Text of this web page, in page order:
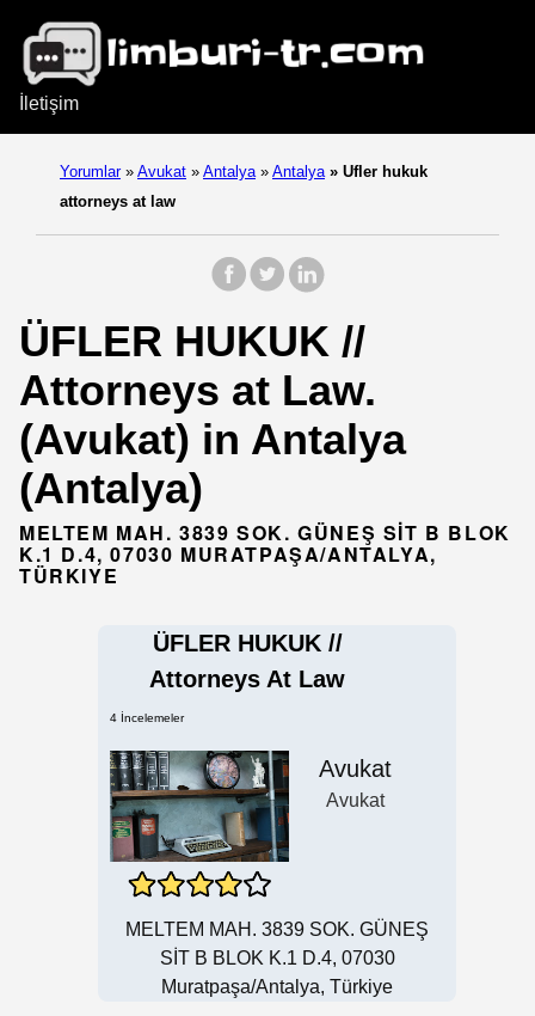
İletişim
Yorumlar » Avukat » Antalya » Antalya » Ufler hukuk
attorneys at law
ÜFLER HUKUK //
Attorneys at Law.
(Avukat) in Antalya
(Antalya)
MELTEM MAH. 3839 SOK. GÜNEŞ SİT B BLOK
K.1 D.4, 07030 MURATPAŞA/ANTALYA,
TÜRKIYE
ÜFLER HUKUK //
Attorneys At Law
4 İncelemeler
Avukat
Avukat
MELTEM MAH. 3839 SOK. GÜNEŞ
SİT B BLOK K.1 D.4, 07030
Muratpaşa/Antalya, Türkiye